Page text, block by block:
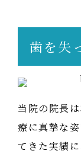
歯を失
当院の院長
療に真摯な
てきた実績